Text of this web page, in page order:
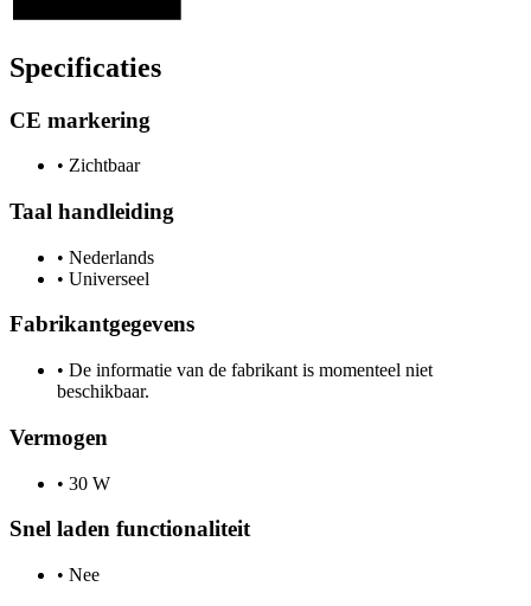
Specificaties
CE markering
• Zichtbaar
Taal handleiding
• Nederlands
• Universeel
Fabrikantgegevens
• De informatie van de fabrikant is momenteel niet
beschikbaar.
Vermogen
• 30 W
Snel laden functionaliteit
• Nee